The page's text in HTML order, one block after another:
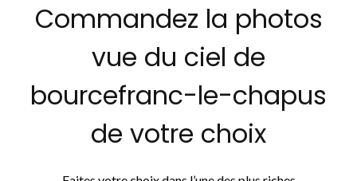
Commandez la photos
vue du ciel de
bourcefranc-le-chapus
de votre choix